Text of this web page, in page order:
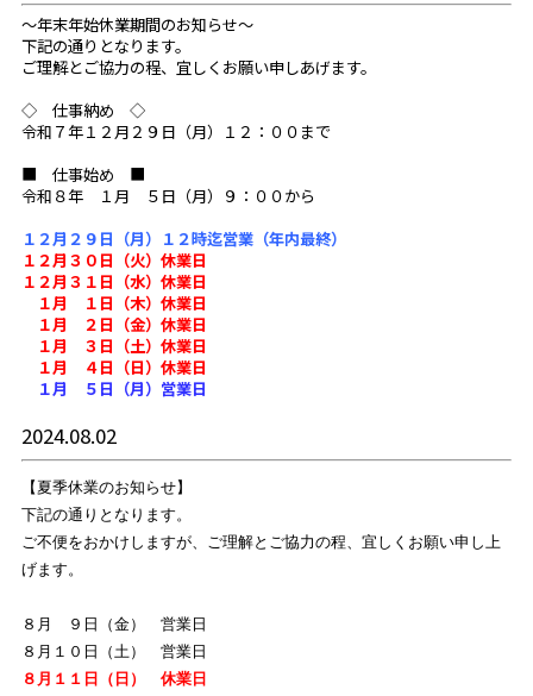
～年末年始休業期間のお知らせ～
下記の通りとなります。
ご理解とご協力の程、宜しくお願い申しあげます。
◇ 仕事納め ◇
令和７年１２月２９日（月）１２：００まで
■ 仕事始め ■
令和８年 １月 ５日（月）９：００から
１２月２９日（月）１２時迄営業（年内最終）
１２月３０日（火）休業日
１２月３１日（水）休業日
１月 １日（木）休業日
１月 ２日（金）休業日
１月 ３日（土）休業日
１月 ４日（日）休業日
１月 ５日（月）営業日
2024.08.02
【夏季休業のお知らせ】
下記の通りとなります。
ご不便をおかけしますが、ご理解とご協力の程、宜しくお願い申し上
げます。
８月 ９日（金） 営業日
８月１０日（土） 営業日
８月１１日（日） 休業日